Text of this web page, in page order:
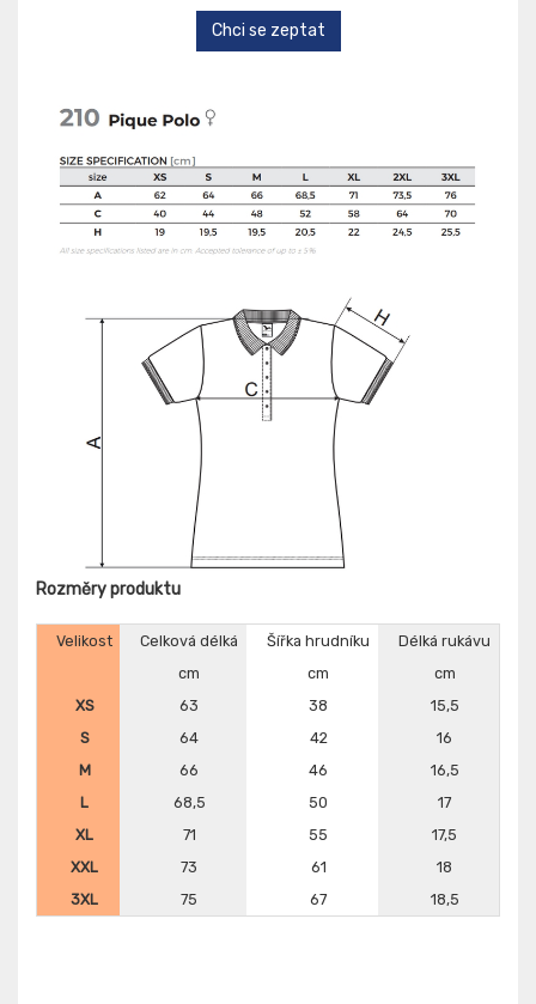
Chci se zeptat
Rozměry produktu
Velikost Celková délká Šířka hrudníku
Délká rukávu
cm
cm
cm
XS
63 38
15,5
S
64 42
16
M
66 46
16,5
L
68,5 50
17
XL
71 55
17,5
XXL
73 61
18
3XL
75 67 18,5